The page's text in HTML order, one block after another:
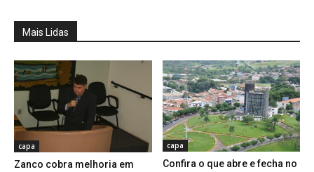
Mais Lidas
capa
Zanco cobra melhoria em
capa
Confira o que abre e fecha no